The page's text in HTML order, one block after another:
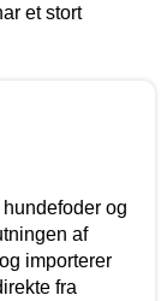
et stort
og
af
importerer
fra